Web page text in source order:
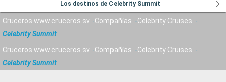
Los destinos de Celebrity Summit
Cruceros www.cruceros.sv Compañías
Celebrity Cruises
Celebrity Summit
Cruceros www.cruceros.sv Compañías
Celebrity Cruises
Celebrity Summit